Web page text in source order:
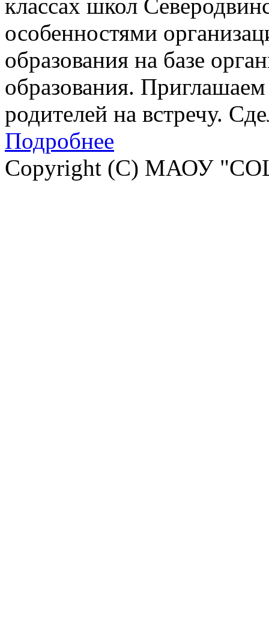
классах школ
особенностями
образования на базе
образования.
родителей на встречу.
Подробнее
Copyright (C) МАОУ